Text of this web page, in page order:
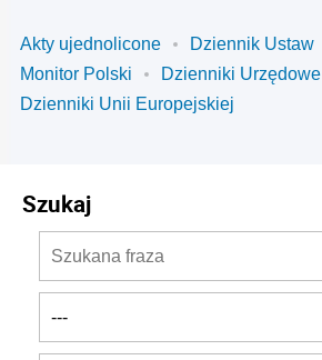
Akty ujednolicone
Dziennik Ustaw
Monitor Polski
Dzienniki Urzędowe
Dzienniki Unii Europejskiej
Szukaj